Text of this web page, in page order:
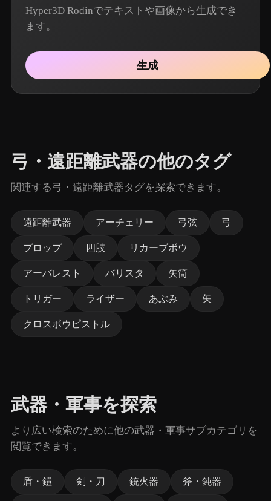
Hyper3D Rodinでテキストや画像から生成でき
ます。
生成
弓・遠距離武器の他のタグ
関連する弓・遠距離武器タグを探索できます。
遠距離武器 アーチェリー 弓弦 弓
プロップ 四肢 リカーブボウ
アーバレスト バリスタ 矢筒
トリガー ライザー あぶみ 矢
クロスボウピストル
武器・軍事を探索
より広い検索のために他の武器・軍事サブカテゴリを
閲覧できます。
盾・鎧 剣・刀 銃火器 斧・鈍器